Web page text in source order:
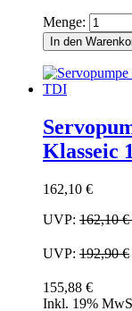
Menge:
In den
Klasseic
162,10 €
UVP: 162,10 €
UVP: 192,90 €
155,88 €
Inkl. 19%